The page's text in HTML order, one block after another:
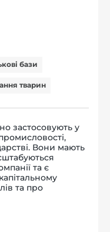
бази
тварин
застосовують у
Вони мають
та є
та про